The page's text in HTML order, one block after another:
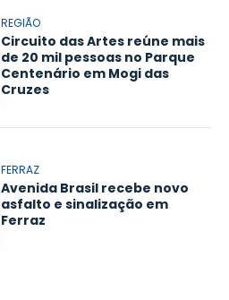
REGIÃO
Circuito das Artes reúne mais
de 20 mil pessoas no Parque
Centenário em Mogi das
Cruzes
FERRAZ
Avenida Brasil recebe novo
asfalto e sinalização em
Ferraz